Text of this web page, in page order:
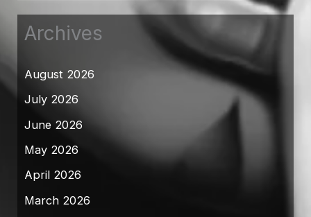
Archives
August 2026
July 2026
June 2026
May 2026
April 2026
March 2026